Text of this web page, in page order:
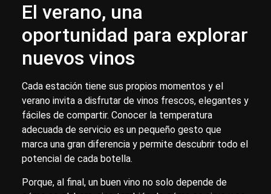
El verano, una
oportunidad para explorar
nuevos vinos
Cada estación tiene sus propios momentos y el
verano invita a disfrutar de vinos frescos, elegantes y
fáciles de compartir. Conocer la temperatura
adecuada de servicio es un pequeño gesto que
marca una gran diferencia y permite descubrir todo el
potencial de cada botella.
Porque, al final, un buen vino no solo depende de